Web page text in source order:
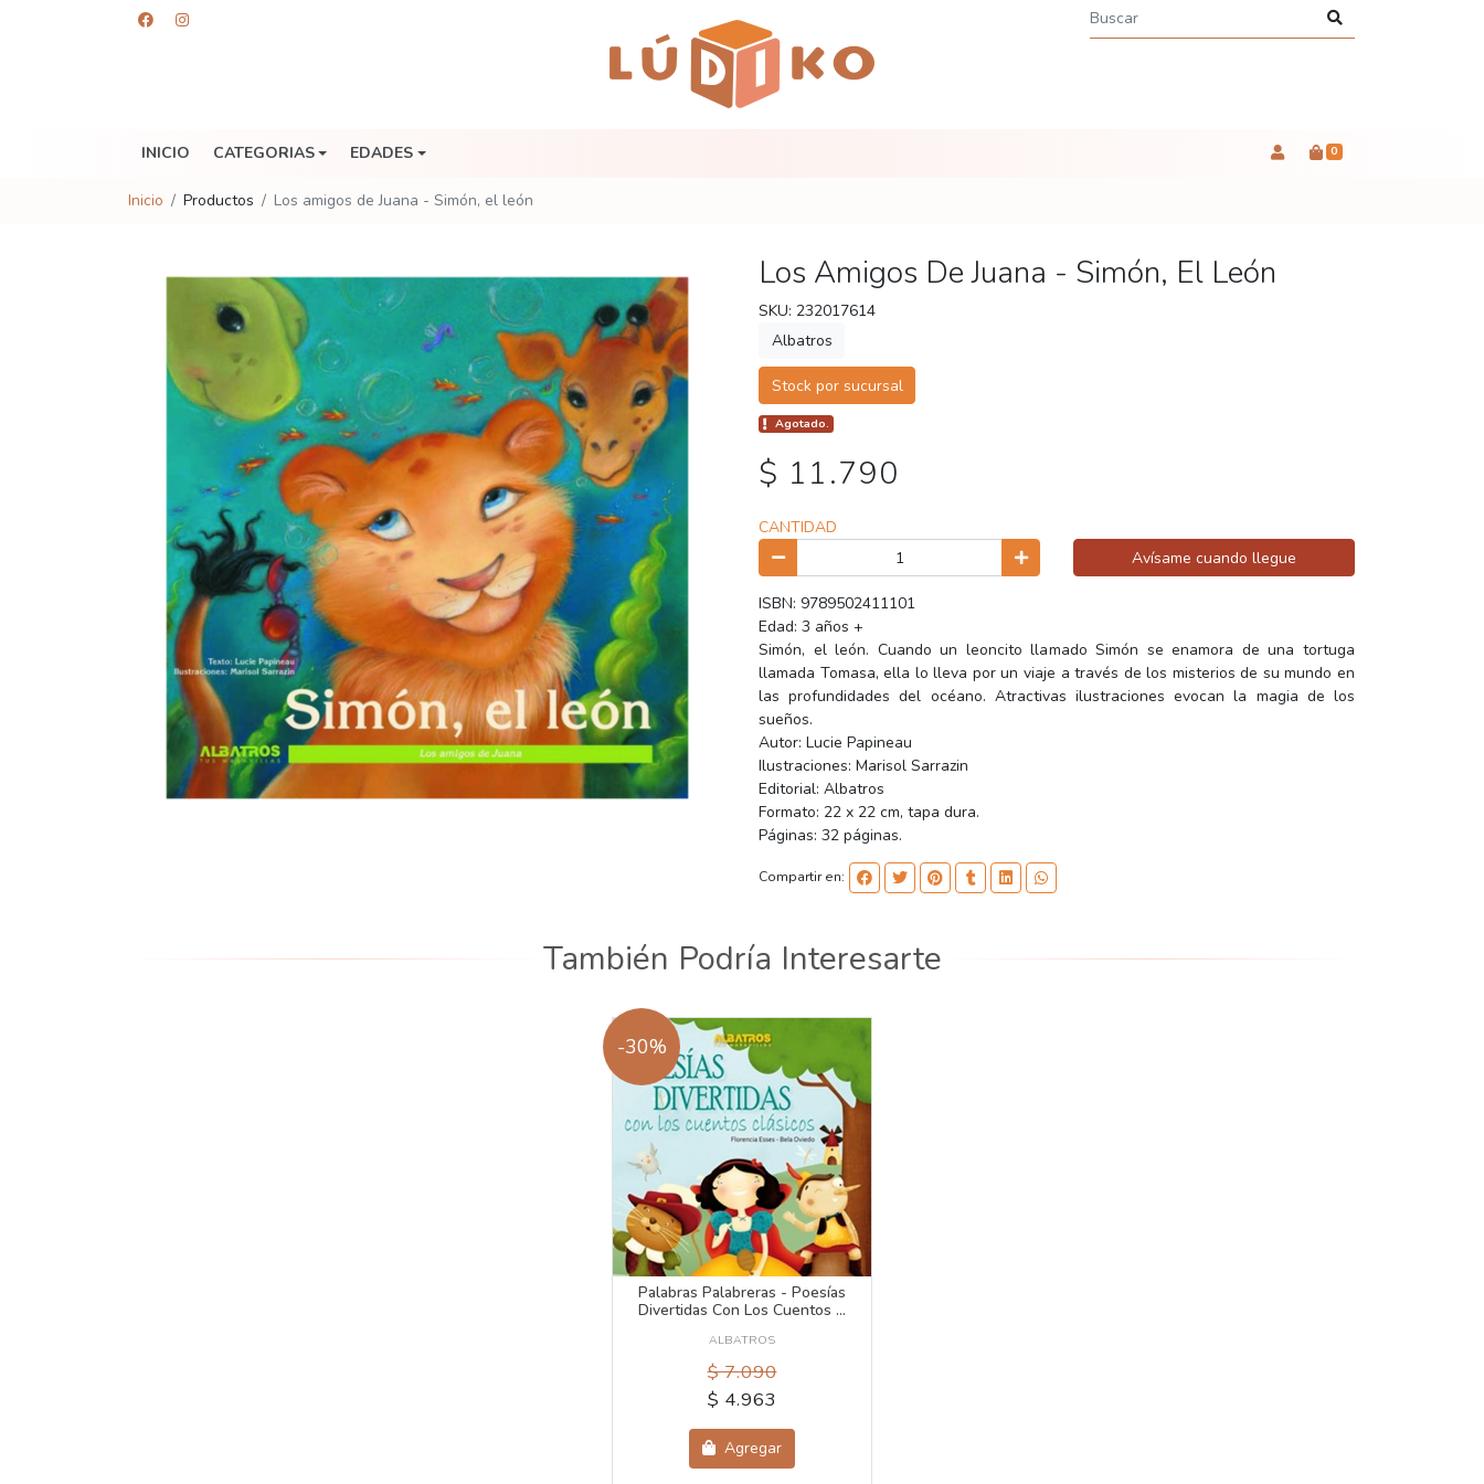
INICIO CATEGORIAS EDADES 0
Inicio Productos Los amigos de Juana - Simón, el león
Los Amigos De Juana - Simón, El León
SKU: 232017614
Albatros
Stock por sucursal
Agotado.
$ 11.790
CANTIDAD
Avísame cuando llegue
ISBN: 9789502411101
Edad: 3 años +
Simón, el león. Cuando un leoncito llamado Simón se enamora de una tortuga
llamada Tomasa, ella lo lleva por un viaje a través de los misterios de su mundo en
las profundidades del océano. Atractivas ilustraciones evocan la magia de los
sueños.
Autor: Lucie Papineau
Ilustraciones: Marisol Sarrazin
Editorial: Albatros
Formato: 22 x 22 cm, tapa dura.
Páginas: 32 páginas.
Compartir en:
También Podría Interesarte
-30%
Palabras Palabreras - Poesías
Divertidas Con Los Cuentos ...
ALBATROS
$ 7.090
$ 4.963
Agregar